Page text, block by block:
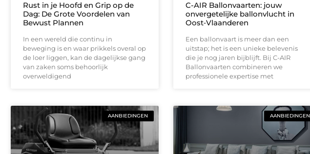
Rust in je Hoofd en Grip op de
Dag: De Grote Voordelen van
Bewust Plannen
In een wereld die continu in
beweging is en waar prikkels overal op
de loer liggen, kan de dagelijkse gang
van zaken soms behoorlijk
overweldigend
C-AIR Ballonvaarten: jouw
onvergetelijke ballonvlucht in
Oost‑Vlaanderen
Een ballonvaart is meer dan een
uitstap; het is een unieke belevenis
die je nog jaren bijblijft. Bij C-AIR
Ballonvaarten combineren we
professionele expertise met
AANBIEDINGEN AANBIEDINGEN